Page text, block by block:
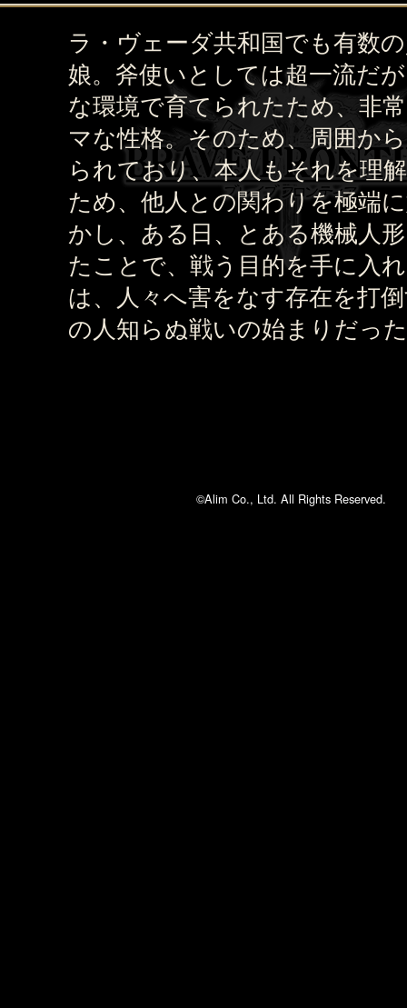
ラ・ヴェーダ共和国でも有数
娘。斧使いとしては超一流だ
な環境で育てられたため、非
マな性格。そのため、周囲か
られており、本人もそれを理
ため、他人との関わりを極端
かし、ある日、とある機械人
たことで、戦う目的を手に入
は、人々へ害をなす存在を打
の人知らぬ戦いの始まりだっ
©Alim Co., Ltd. All Rights Reserved.